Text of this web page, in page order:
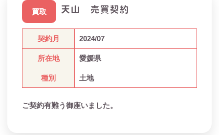
天山 売買契約
契約月 2024/07
所在地 愛媛県
種別 土地
買取
ご契約有難う御座いました。